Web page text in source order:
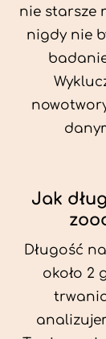
nie starsze
nigdy nie
Jak
Długość
około 2